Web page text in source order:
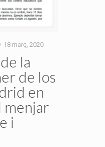
18 març, 2020
la
de los
en
menjar
i